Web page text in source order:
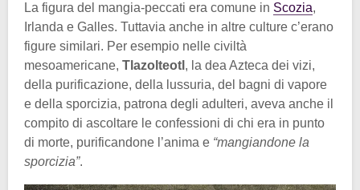
La figura del mangia-peccati era comune in Scozia,
Irlanda e Galles. Tuttavia anche in altre culture c’erano
figure similari. Per esempio nelle civiltà
mesoamericane, Tlazolteotl , la dea Azteca dei vizi,
della purificazione, della lussuria, del bagni di vapore
e della sporcizia, patrona degli adulteri, aveva anche il
compito di ascoltare le confessioni di chi era in punto
di morte, purificandone l’anima e “mangiandone la
sporcizia”.